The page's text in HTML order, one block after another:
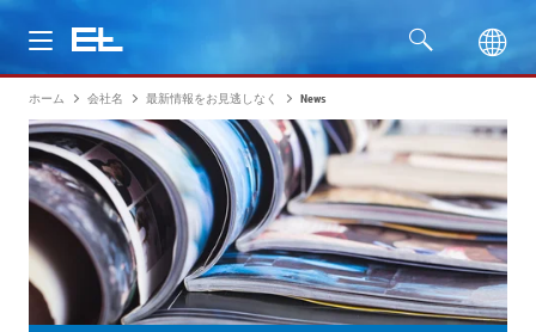
製品
分野
サービス
会社名
ホーム 会社名 最新情報をお見逃しなく News